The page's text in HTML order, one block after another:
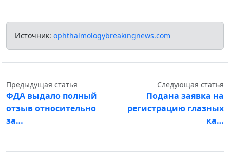
Источник: ophthalmologybreakingnews.com
Предыдущая статья
ФДА выдало полный
отзыв относительно
за…
Следующая статья
Подана заявка на
регистрацию глазных
ка…